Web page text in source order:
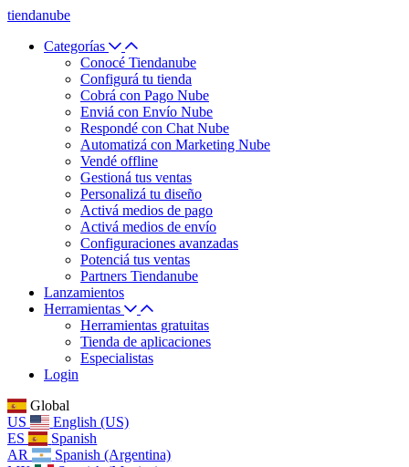
tiendanube
Categorías
Conocé Tiendanube
Configurá tu tienda
Cobrá con Pago Nube
Enviá con Envío Nube
Respondé con Chat Nube
Automatizá con Marketing Nube
Vendé offline
Gestioná tus ventas
Personalizá tu diseño
Activá medios de pago
Activá medios de envío
Configuraciones avanzadas
Potenciá tus ventas
Partners Tiendanube
Lanzamientos
Herramientas
Herramientas gratuitas
Tienda de aplicaciones
Especialistas
Login
Global
US
English (US)
ES
Spanish
AR
Spanish (Argentina)